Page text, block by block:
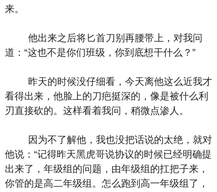
来。
他出来之后将匕首刀别再腰带上，对我问
道：“这也不是你们班级，你到底想干什么？”
昨天的时候没仔细看，今天离他这么近我才
看得出来，他脸上的刀疤挺深的，像是被什么利
刃直接砍的。这样看着我问，稍微点渗人。
因为不了解他，我也没把话说的太绝，就对
他说：“记得昨天黑虎哥说协议的时候已经明确提
出来了，年级组的问题，由年级组的扛把子来，
你管的是高二年级组。怎么跑到高一年级组了，